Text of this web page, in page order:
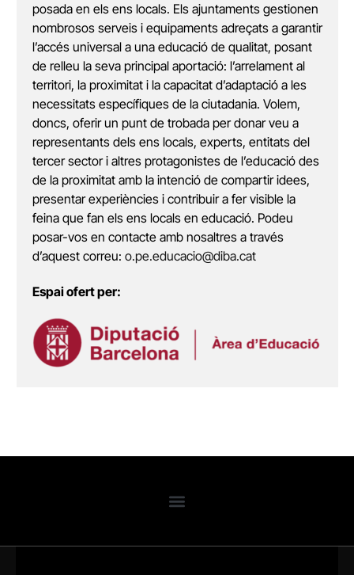
posada en els ens locals. Els ajuntaments gestionen
nombrosos serveis i equipaments adreçats a garantir
l’accés universal a una educació de qualitat, posant
de relleu la seva principal aportació: l’arrelament al
territori, la proximitat i la capacitat d’adaptació a les
necessitats específiques de la ciutadania. Volem,
doncs, oferir un punt de trobada per donar veu a
representants dels ens locals, experts, entitats del
tercer sector i altres protagonistes de l’educació des
de la proximitat amb la intenció de compartir idees,
presentar experiències i contribuir a fer visible la
feina que fan els ens locals en educació. Podeu
posar-vos en contacte amb nosaltres a través
d’aquest correu: o.pe.educacio@diba.cat
Espai ofert per: